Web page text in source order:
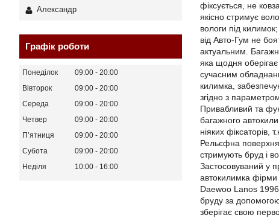
фіксується, не
якісно стримує
вологи під
від Авто-Гум не
актуальним.
яка щодня оберігає
сучасним
килимка,
згідно з
Привабливий та
багажного
ніяких фіксаторів,
Рельєфна
стримують бруд і
Застосовуваний у
автокилимка фірми
Daewoo Lanos
бруду за допомогою
зберігає свою
Александр
Графік роботи
Понеділок 09:00
20:00
Вівторок
09:00
20:00
Середа
09:00
20:00
Четвер
09:00
20:00
Пʼятниця
09:00
20:00
Субота
09:00
20:00
Неділя
10:00 16:00